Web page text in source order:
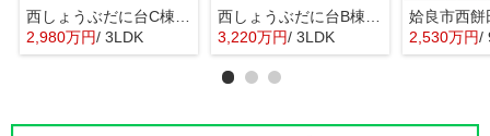
2,980万円/ 3LDK
3,220万円/ 3LDK
姶良市西
2,530万円/